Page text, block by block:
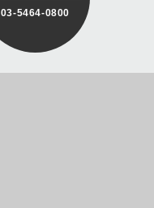
03-5464-0800